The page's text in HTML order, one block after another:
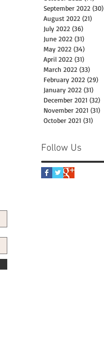
September 2022 (30)
August 2022 (21)
July 2022 (36)
June 2022 (31)
May 2022 (34)
April 2022 (31)
March 2022 (33)
February 2022 (29)
January 2022 (31)
December 2021 (32)
November 2021 (31)
October 2021 (31)
Follow Us